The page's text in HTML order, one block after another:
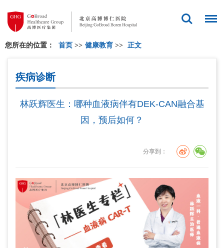
您所在的位置： 首页 >> 健康教育 >> 正文
疾病诊断
林跃辉医生：哪种血液病伴有DEK-CAN融合基
因，预后如何？
分享到：